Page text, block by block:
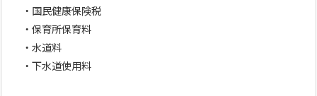
・国民健康保険税
・保育所保育料
・水道料
・下水道使用料